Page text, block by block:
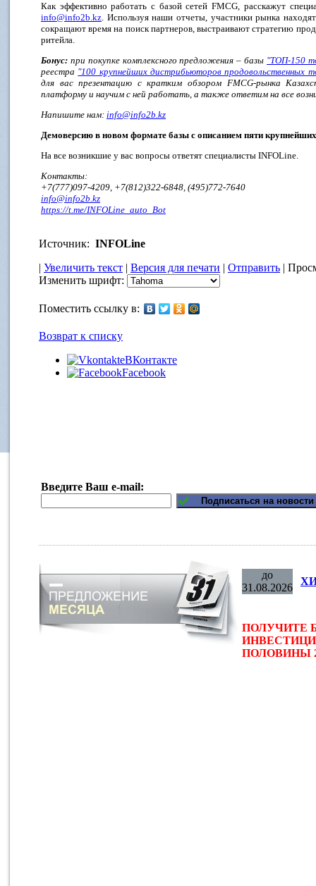
Как эффективно работать с базой сетей FMCG, расскажут
info@info2b.kz. Используя наши отчеты, участники рынка
сокращают время на поиск партнеров, выстраивают стратегию
ритейла.
Бонус: при покупке комплексного предложения – базы "ТОП-150
реестра "100 крупнейших дистрибьюторов продовольственных
для вас презентацию с кратким обзором FMCG-рынка
платформу и научим с ней работать, а также ответим на все
Напишите нам: info@info2b.kz
Демоверсию в новом формате базы с описанием пяти
На все возникшие у вас вопросы ответят специалисты INFOLine.
Контакты:
+7(777)097-4209, +7(812)322-6848, (495)772-7640
info@info2b.kz
https://t.me/INFOLine_auto_Bot
Источник: INFOLine
| Увеличить текст | Версия для печати | Отправить |
Изменить шрифт:
Поместить ссылку в:
Возврат к списку
ВКонтакте
Facebook
Введите Ваш e-mail:
до
31.08.2026
ПОЛУЧИТЕ
ПОЛОВИНЫ